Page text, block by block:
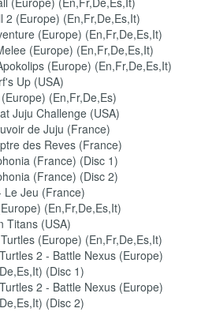
2 (Europe) (En,Fr,De,Es,It)
(Europe) (En,Fr,De,Es,It)
(Europe) (En,Fr,De,Es,It)
(Europe) (En,Fr,De,Es,It)
Up (USA)
(En,Fr,De,Es)
Juju Challenge (USA)
de Juju (France)
des Reves (France)
(France) (Disc 1)
(France) (Disc 2)
Le Jeu (France)
(En,Fr,De,Es,It)
Titans (USA)
(Europe) (En,Fr,De,Es,It)
2 - Battle Nexus (Europe)
(Disc 1)
2 - Battle Nexus (Europe)
(Disc 2)